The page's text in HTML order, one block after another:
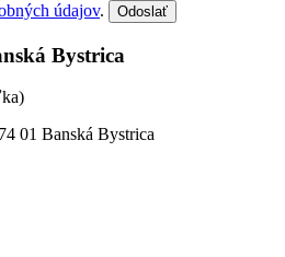
údajov. Odoslať
Bystrica
01 Banská Bystrica